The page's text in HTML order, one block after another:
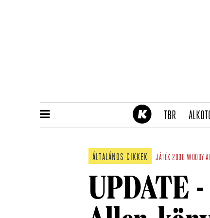
TBR
ÁLTALÁNOS CIKKEK JÁTÉK 2008 WOODY
UPDATE